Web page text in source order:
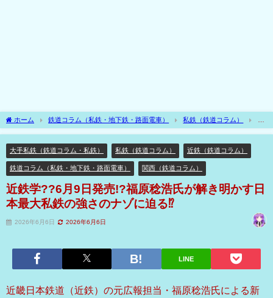
ホーム 鉄道コラム（私鉄・地下鉄・路面電車） 私鉄（鉄道コラム）
手私鉄（鉄道コラム・私鉄）
近鉄学??6月9日発売!?福原稔浩氏が解き明かす日本
大手私鉄（鉄道コラム・私鉄）
私鉄（鉄道コラム） 近鉄（鉄道コラム）
鉄道コラム（私鉄・地下鉄・路面電車） 関西（鉄道コラム）
近鉄学??6月9日発売!?福原稔浩氏が解き明かす日
本最大私鉄の強さのナゾに迫る⁉
2026年6月6日 2026年6月6日
LINE
近畿日本鉄道（近鉄）の元広報担当・福原稔浩氏による新